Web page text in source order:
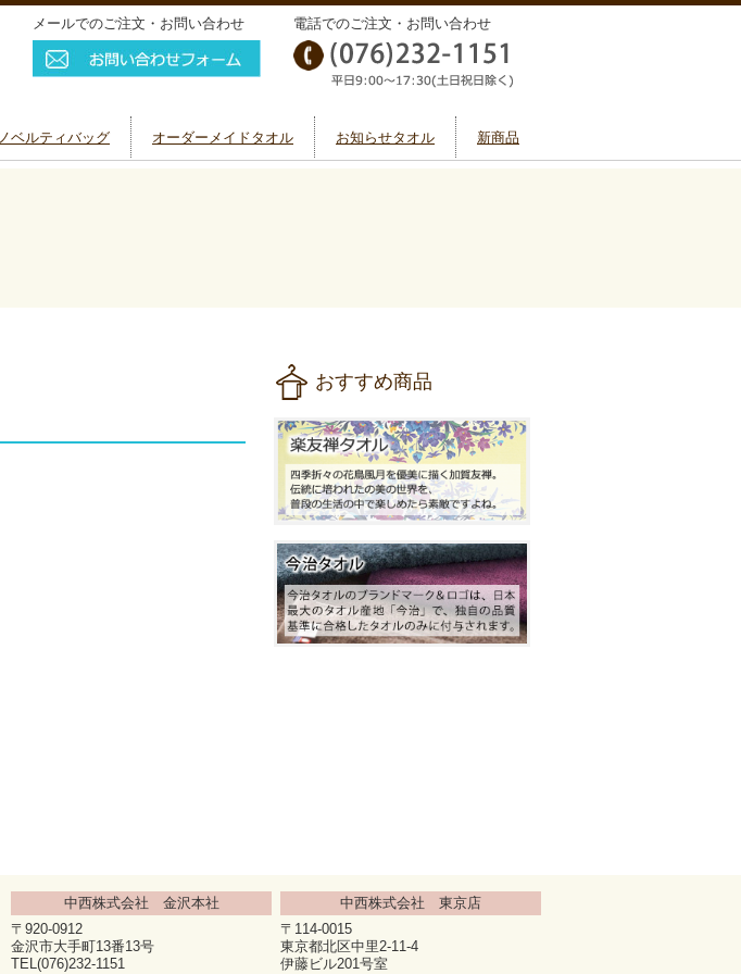
メールでのご注文・お問い合わせ 電話でのご注文・お問い合わせ
ノベルティバッグ オーダーメイドタオル お知らせタオル 新商品
おすすめ商品
中西株式会社 金沢本社
〒920-0912
金沢市大手町13番13号
TEL(076)232-1151
中西株式会社 東京店
〒114-0015
東京都北区中里2-11-4
伊藤ビル201号室